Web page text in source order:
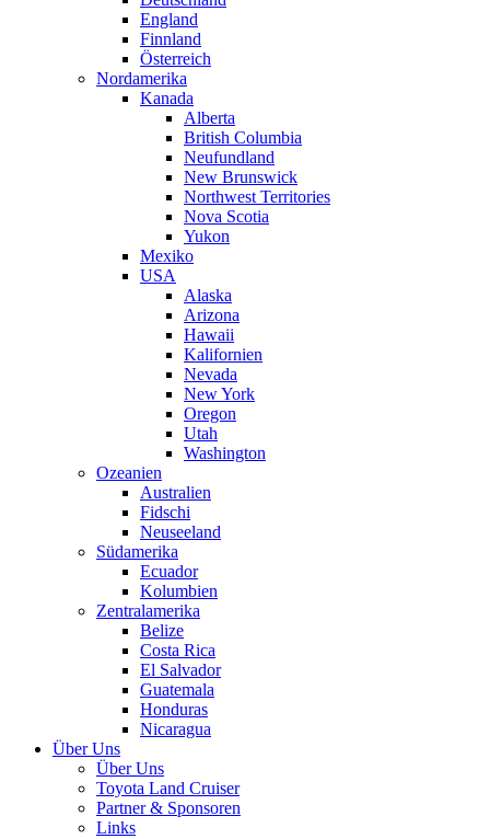
England
Finnland
Österreich
Nordamerika
Kanada
Alberta
British Columbia
Neufundland
New Brunswick
Northwest Territories
Nova Scotia
Yukon
Mexiko
USA
Alaska
Arizona
Hawaii
Kalifornien
Nevada
New York
Oregon
Utah
Washington
Ozeanien
Australien
Fidschi
Neuseeland
Südamerika
Ecuador
Kolumbien
Zentralamerika
Belize
Costa Rica
El Salvador
Guatemala
Honduras
Nicaragua
Über Uns
Über Uns
Toyota Land Cruiser
Partner & Sponsoren
Links